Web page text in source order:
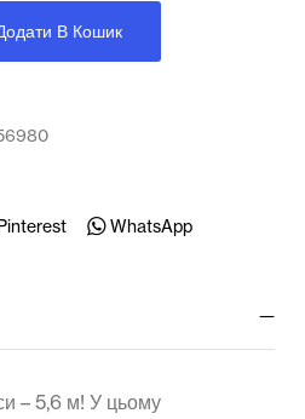
України
товари
В Кошик
WhatsApp
– 5,6 м! У цьому